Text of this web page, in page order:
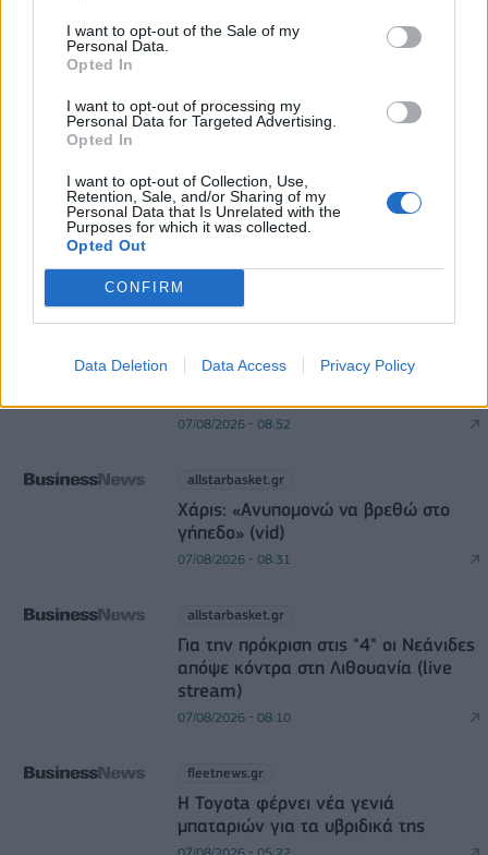
I want to opt-out of the Sale of my
Personal Data.
Opted In
I want to opt-out of processing my
Personal Data for Targeted Advertising.
Opted In
I want to opt-out of Collection, Use,
Retention, Sale, and/or Sharing of my
Personal Data that Is Unrelated with the
Purposes for which it was collected.
Opted Out
CONFIRM
Data Deletion Data Access Privacy Policy
06/08/2026 - 12:43 ΕΠΙΧΕΙΡΗΣΕΙΣ
Aegean: Νέο ιστορικό ρεκόρ με πάνω από 2 εκατ.
επιβάτες τον Ιούλιο
06/08/2026 - 14:00 ΤΟΥΡΙΣΜΟΣ
csrnews.gr
μαζί: Ανανέωση της συνεργασίας
07/08/2026 - 08:52
allstarbasket.gr
Χάρις: «Ανυπομονώ να βρεθώ στο
γήπεδο» (vid)
07/08/2026 - 08:31
allstarbasket.gr
Για την πρόκριση στις "4" οι Νεάνιδες
απόψε κόντρα στη Λιθουανία (live
stream)
07/08/2026 - 08:10
fleetnews.gr
Η Toyota φέρνει νέα γενιά
μπαταριών για τα υβριδικά της